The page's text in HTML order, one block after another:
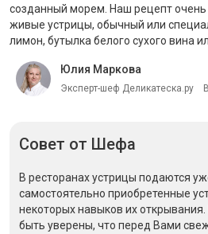
созданный морем. Наш рецепт очень
живые устрицы, обычный или
лимон, бутылка белого сухого вина
Юлия Маркова
Эксперт-шеф Деликатеска.ру
Совет от Шефа
В ресторанах устрицы подаются
самостоятельно приобретенные
некоторых навыков их
быть уверены, что перед Вами